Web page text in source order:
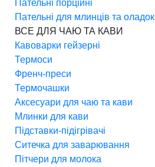
Пательні порційні
Пательні для млинців та оладок
ВСЕ ДЛЯ ЧАЮ ТА КАВИ
Кавоварки гейзерні
Термоси
Френч-преси
Термочашки
Аксесуари для чаю та кави
Млинки для кави
Підставки-підігрівачі
Ситечка для заварювання
Пітчери для молока